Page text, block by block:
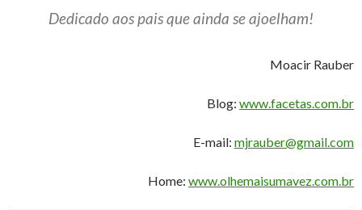
Dedicado aos pais que ainda se ajoelham!
Moacir Rauber
Blog: www.facetas.com.br
E-mail: mjrauber@gmail.com
Home: www.olhemaisumavez.com.br